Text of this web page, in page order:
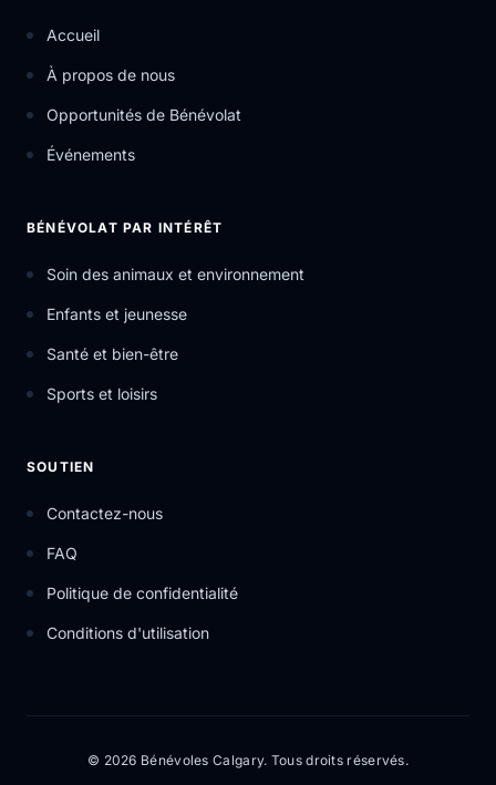
Accueil
À propos de nous
Opportunités de Bénévolat
Événements
BÉNÉVOLAT PAR INTÉRÊT
Soin des animaux et environnement
Enfants et jeunesse
Santé et bien-être
Sports et loisirs
SOUTIEN
Contactez-nous
FAQ
Politique de confidentialité
Conditions d'utilisation
© 2026 Bénévoles Calgary. Tous droits réservés.